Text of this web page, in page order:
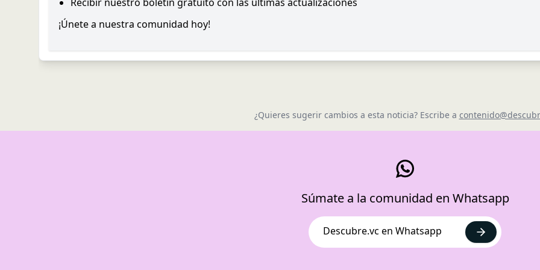
¡Únete a nuestra comunidad hoy!
¿Quieres sugerir cambios a esta noticia? Escribe a
Súmate a la comunidad en Whatsapp
Descubre.vc en Whatsapp